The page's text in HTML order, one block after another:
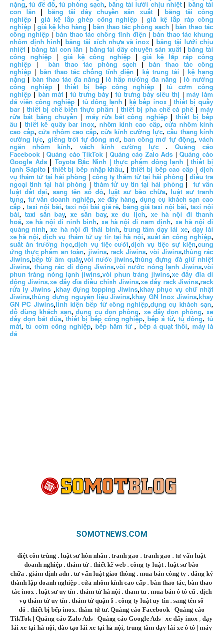
nặng,tủ để đồ,tủ phòng sạch, băng tải lưới chịu nhiệt| băng tải
con lăn | băng tải dây chuyền sản xuất | băng tải công
nghiệp | giá kệ lắp ghép công nghiệp |giá kệ lắp ráp công
nghiệp |giá kệ kho hàng |bàn thao tác phòng sạch | bàn thao tác
công nghiệp|bàn thao tác chống tĩnh điện |bàn thao tác khung
nhôm định hình| băng tải xích nhựa và inox|băng tải lưới chịu
nhiệt |băng tải con lăn | băng tải dây chuyền sản xuất |băng tải
công nghiệp|giá kệ công nghiệp |giá kệ lắp ráp công
nghiệp |bàn thao tác phòng sạch| bàn thao tác công
nghiệp | bàn thao tác chống tĩnh điện | kệ trung tải | kệ hạng
nặng| bàn thao tác đa năng|lò hấp nướng đa năng |lò nướng
công nghiệp|thiết bị bếp công nghiệp|tủ cơm công
nghiệp |bàn mát | tủ trưng bày | tủ trưng bày siêu thị |máy làm
đá viên công nghiệp | tủ đông lạnh |kệ bếp inox| thiết bị quầy
bar | thiết bị chế biến thực phẩm | thiết bị pha chế cà phê| máy
rửa bát băng chuyền | máy rửa bát công nghiệp|thiết bị bếp
âu | thiết kế quầy bar inox, nhôm kính cao cấp,cửa nhôm kính
cao cấp, cửa nhôm cao cấp, cửa kính cường lực, cầu thang kính
cường lực, giếng trời tự đóng mở, ban công mở tự động, vách
ngăn nhôm kính, vách kính cường lực .Quảng cáo
Facebook |Quảng cáo TikTok | Quảng cáo Zalo Ads |Quảng cáo
Google Ads| Toyota Bắc Ninh | thực phẩm đông lạnh |thiết bị
lạnh Sápito |thiết bị bếp nhập khẩu, |thiết bị bếp cao cấp|dịch
vụ thám tử tại hải phòng | công ty thám tử tại hải phòng |điều tra
ngoại tình tại hải phòng |thám tử uy tín tại hải phòng | tư vấn
luật đất đai, sang tên sổ đỏ, luật sư bào chữa, luật sư tranh
tụng, tư vấn doanh nghiệp,xe đẩy hàng,dụng cụ khách sạn cao
cấp, taxi nội bài, taxi nội bài giá rẻ, bảng giá taxi nội bài, taxi nội
bài,taxi sân bay,xe sân bay,xe du lịch, xe hà nội đi thanh
hoá, xe hà nội đi ninh bình, xe hà nội đi nam định,xe hà nội đi
quảng ninh,xe hà nội đi thái bình, trung tâm dạy lái xe, dạy lái
xe hà nội,dịch vụ thám tử uy tín tại hà nội,suất ăn công nghiệp,
suất ăn trường học,dịch vụ tiệc cưới,dịch vụ tiệc sự kiện,cung
ứng thực phẩm an toàn, jiwins, rack Jiwins, vòi Jiwins,thùng rác
Jiwins,bếp từ âm quầy,vòi nước jiwins,thùng đựng đá giữ nhiệt
Jiwins,thùng rác di động Jiwins,vòi nước nóng lạnh Jiwins,vòi
phun tráng nóng lạnh jiwins,vòi phun tráng jiwins,xe đẩy đĩa di
động Jiwins,xe đẩy đĩa điều chỉnh Jiwins,xe đẩy rack Jiwins,rack
rửa ly Jiwins ,khay đựng topping Jiwins,khay phục vụ chữ nhật
Jiwins,thùng đựng nguyên liệu Jiwins,khay GN Inox Jiwins,khay
GN PC Jiwins,linh kiện bếp từ công nghiệp,dụng cụ khách sạn,
đồ dùng khách sạn,dụng cụ dọn phòng,xe đẩy dọn phòng,xe
đẩy dọn bát đũa,thiết bị bếp công nghiệp,bếp á từ,tủ đông,tủ
mát,tủ cơm công nghiệp,bếp hầm từ ,bếp á quạt thổi, máy là
đá
SOMOTNEWS.COM
diệt côn trùng . luật sư hôn nhân . tranh gao . tranh gao . tư vấn luật
doanh nghiệp . thám tử . thiết kế web . công ty luật . luật sư bào
chữa . giám định adn. tư vấn luật giao thông . mua bán công ty. đăng ký
thành lập doanh nghiệp . cửa nhôm kính cao cấp . bàn thao tác, bàn thao
tác inox . luật sư uy tín. thám tử hà nội . tham tu. mua bán ô tô cũ. dịch
vụ thám tử uy tín . thám tử quận 6 . công ty luật uy tín . sang tên sổ
đỏ . thiết bị bếp inox. thám tử tư. Quảng cáo Facebook| Quảng cáo
TikTok | Quảng cáo Zalo Ads | Quảng cáo Google Ads | xe đẩy inox
dạy
lái xe tại hà nội, đào tạo lái xe tại hà nội, trung tâm dạy lái xe ô tô | máy